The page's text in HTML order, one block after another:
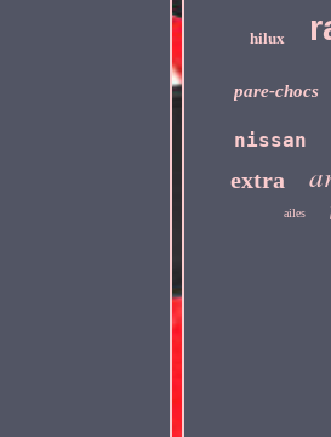
hilux
pare-chocs
nissan
extra
ailes